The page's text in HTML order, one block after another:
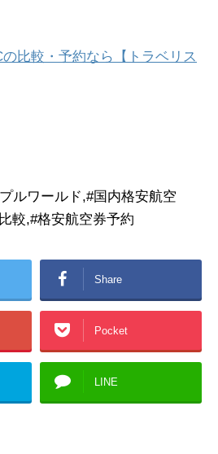
比較・予約なら【トラベリス
ルワールド,#国内格安航空
較,#格安航空券予約
Share
Pocket
LINE